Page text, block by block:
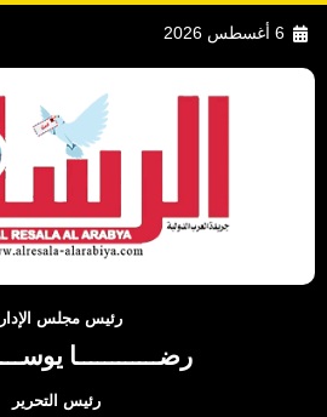
6 أغسطس 2026
رئيس مجلس
رضــــــــــــا
رئيس التحرير